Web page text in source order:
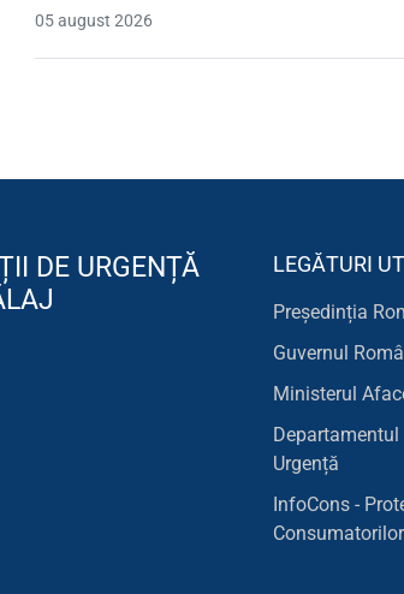
05 august 2026
DE URGENȚĂ
LEGĂTURI
Președinția
Guvernul
Ministerul
Urgență
InfoCons -
Consumatorilor